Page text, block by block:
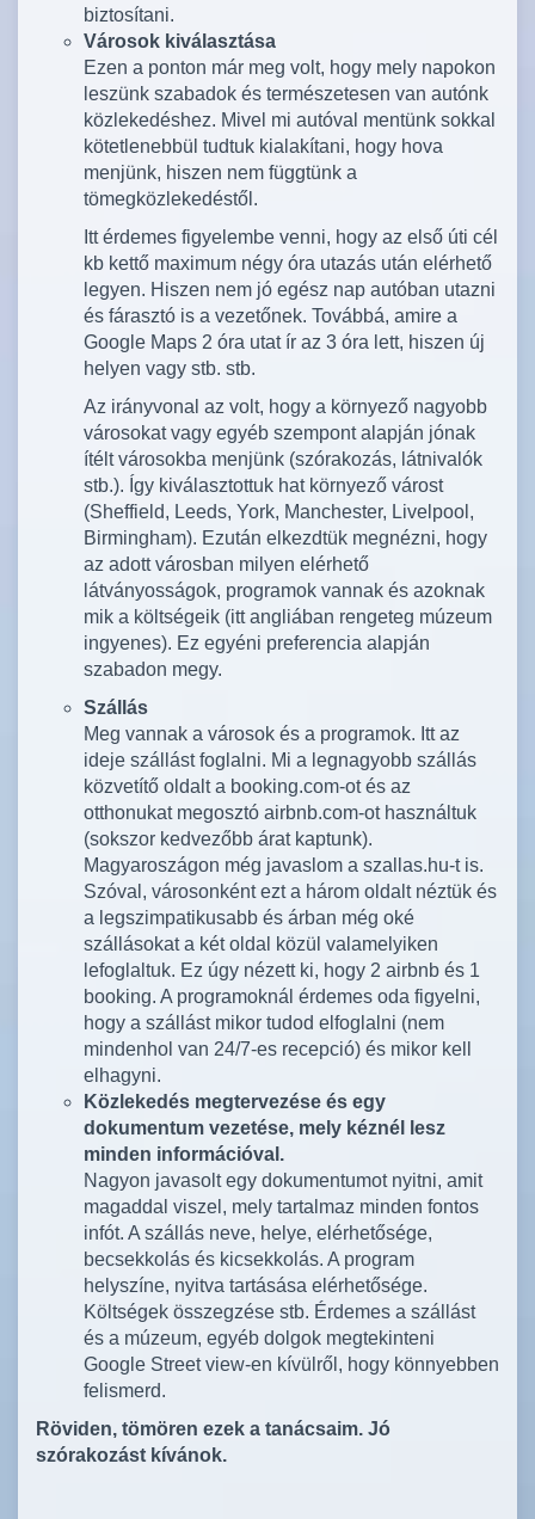
biztosítani.
Városok kiválasztása
Ezen a ponton már meg volt, hogy mely napokon
leszünk szabadok és természetesen van autónk
közlekedéshez. Mivel mi autóval mentünk sokkal
kötetlenebbül tudtuk kialakítani, hogy hova
menjünk, hiszen nem függtünk a
tömegközlekedéstől.
Itt érdemes figyelembe venni, hogy az első úti cél
kb kettő maximum négy óra utazás után elérhető
legyen. Hiszen nem jó egész nap autóban utazni
és fárasztó is a vezetőnek. Továbbá, amire a
Google Maps 2 óra utat ír az 3 óra lett, hiszen új
helyen vagy stb. stb.
Az irányvonal az volt, hogy a környező nagyobb
városokat vagy egyéb szempont alapján jónak
ítélt városokba menjünk (szórakozás, látnivalók
stb.). Így kiválasztottuk hat környező várost
(Sheffield, Leeds, York, Manchester, Livelpool,
Birmingham). Ezután elkezdtük megnézni, hogy
az adott városban milyen elérhető
látványosságok, programok vannak és azoknak
mik a költségeik (itt angliában rengeteg múzeum
ingyenes). Ez egyéni preferencia alapján
szabadon megy.
Szállás
Meg vannak a városok és a programok. Itt az
ideje szállást foglalni. Mi a legnagyobb szállás
közvetítő oldalt a booking.com-ot és az
otthonukat megosztó airbnb.com-ot használtuk
(sokszor kedvezőbb árat kaptunk).
Magyaroszágon még javaslom a szallas.hu-t is.
Szóval, városonként ezt a három oldalt néztük és
a legszimpatikusabb és árban még oké
szállásokat a két oldal közül valamelyiken
lefoglaltuk. Ez úgy nézett ki, hogy 2 airbnb és 1
booking. A programoknál érdemes oda figyelni,
hogy a szállást mikor tudod elfoglalni (nem
mindenhol van 24/7-es recepció) és mikor kell
elhagyni.
Közlekedés megtervezése és egy
dokumentum vezetése, mely kéznél lesz
minden információval.
Nagyon javasolt egy dokumentumot nyitni, amit
magaddal viszel, mely tartalmaz minden fontos
infót. A szállás neve, helye, elérhetősége,
becsekkolás és kicsekkolás. A program
helyszíne, nyitva tartásása elérhetősége.
Költségek összegzése stb. Érdemes a szállást
és a múzeum, egyéb dolgok megtekinteni
Google Street view-en kívülről, hogy könnyebben
felismerd.
Röviden, tömören ezek a tanácsaim. Jó
szórakozást kívánok.